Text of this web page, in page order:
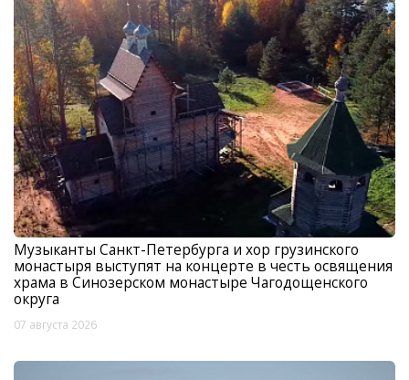
Музыканты Санкт-Петербурга и хор грузинского
монастыря выступят на концерте в честь освящения
храма в Синозерском монастыре Чагодощенского
округа
07 августа 2026